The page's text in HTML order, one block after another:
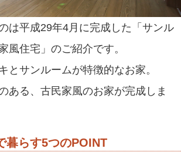
は平成29年4月に完成した「サンル
風住宅」のご紹介です。
とサンルームが特徴的なお家。
ある、古民家風のお家が完成しま
暮らす5つのPOINT